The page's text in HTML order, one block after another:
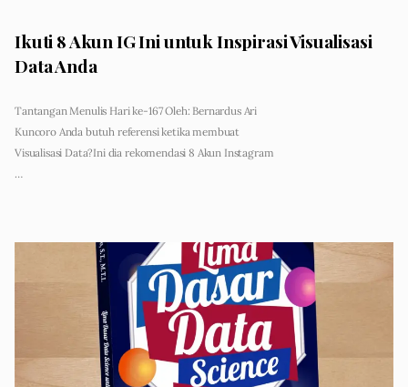
Ikuti 8 Akun IG Ini untuk Inspirasi Visualisasi
Data Anda
Tantangan Menulis Hari ke-167 Oleh: Bernardus Ari
Kuncoro Anda butuh referensi ketika membuat
Visualisasi Data?Ini dia rekomendasi 8 Akun Instagram
…